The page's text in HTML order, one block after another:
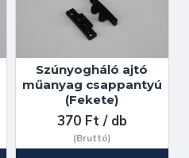
Szúnyogháló ajtó
műanyag csappantyú
(Fekete)
370 Ft / db
(Bruttó)